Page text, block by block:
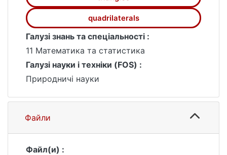
quadrilaterals
Галузі знань та спеціальності :
11 Математика та статистика
Галузі науки і техніки (FOS) :
Природничі науки
Файли
Файл(и) :